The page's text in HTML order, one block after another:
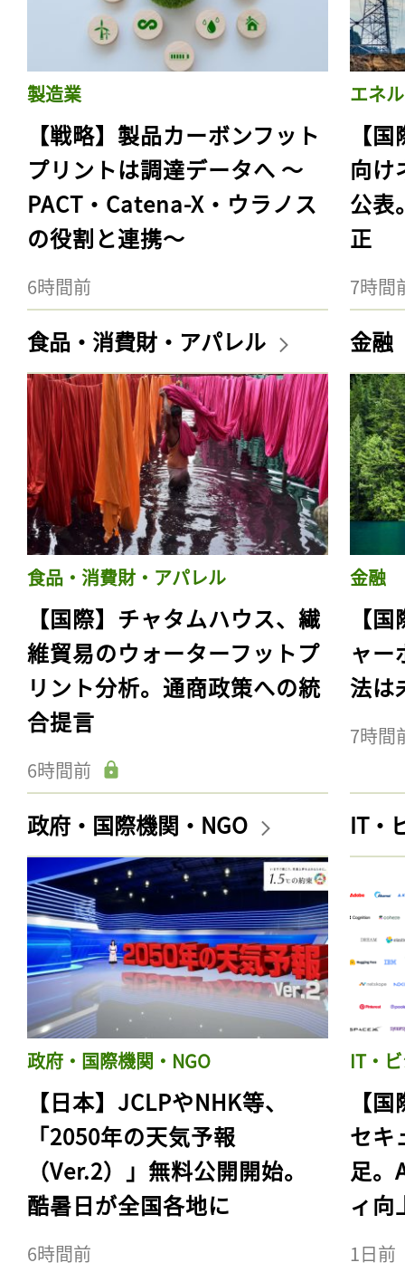
製造業
【戦略】製品カーボンフット
プリントは調達データへ 〜
PACT・Catena-X・ウラノス
の役割と連携〜
6時間前
エネ
【
向け
公表
正
7時間
食品・消費財・アパレル
食品・消費財・アパレル
【国際】チャタムハウス、繊
維貿易のウォーターフットプ
リント分析。通商政策への統
合提言
6時間前
金融
金融
【
ャー
法は
7時間
政府・国際機関・NGO
政府・国際機関・NGO
【日本】JCLPやNHK等、
「2050年の天気予報
（Ver.2）」無料公開開始。
酷暑日が全国各地に
6時間前
IT・
IT・
【
セキ
足。
ィ向
1日前